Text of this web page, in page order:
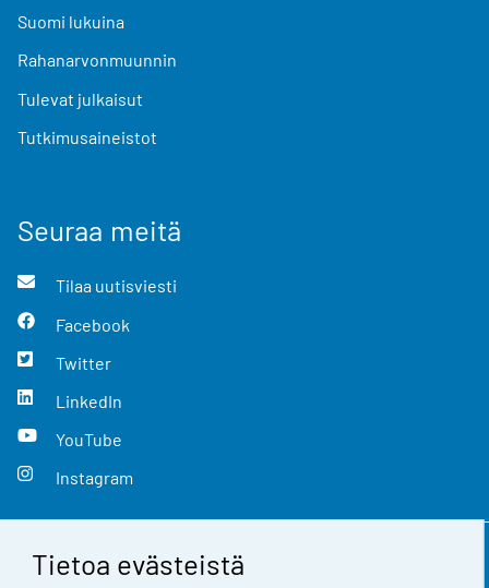
Tietoa evästeistä
Suomi lukuina
Rahanarvonmuunnin
Tulevat julkaisut
Tutkimusaineistot
Seuraa meitä
Tilaa uutisviesti
Facebook
Twitter
LinkedIn
YouTube
Instagram
Yhteystiedot